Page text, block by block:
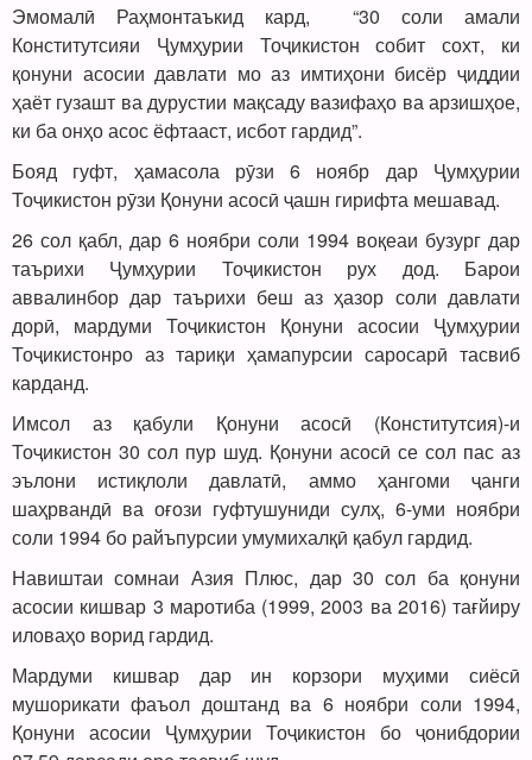
Эмомалӣ Раҳмонтаъкид кард, “30 соли амали
Конститутсияи Ҷумҳурии Тоҷикистон собит сохт, ки
қонуни асосии давлати мо аз имтиҳони бисёр ҷиддии
ҳаёт гузашт ва дурустии мақсаду вазифаҳо ва арзишҳое,
ки ба онҳо асос ёфтааст, исбот гардид”.
Бояд гуфт, ҳамасола рӯзи 6 ноябр дар Ҷумҳурии
Тоҷикистон рӯзи Қонуни асосӣ ҷашн гирифта мешавад.
26 сол қабл, дар 6 ноябри соли 1994 воқеаи бузург дар
таърихи Ҷумҳурии Тоҷикистон рух дод. Барои
аввалинбор дар таърихи беш аз ҳазор соли давлати
дорӣ, мардуми Тоҷикистон Қонуни асосии Ҷумҳурии
Тоҷикистонро аз тариқи ҳамапурсии саросарӣ тасвиб
карданд.
Имсол аз қабули Қонуни асосӣ (Конститутсия)-и
Тоҷикистон 30 сол пур шуд. Қонуни асосӣ се сол пас аз
эълони истиқлоли давлатӣ, аммо ҳангоми ҷанги
шаҳрвандӣ ва оғози гуфтушуниди сулҳ, 6-уми ноябри
соли 1994 бо райъпурсии умумихалқӣ қабул гардид.
Навиштаи сомнаи Азия Плюс, дар 30 сол ба қонуни
асосии кишвар 3 маротиба (1999, 2003 ва 2016) тағйиру
иловаҳо ворид гардид.
Мардуми кишвар дар ин корзори муҳими сиёсӣ
мушорикати фаъол доштанд ва 6 ноябри соли 1994,
Қонуни асосии Ҷумҳурии Тоҷикистон бо ҷонибдории